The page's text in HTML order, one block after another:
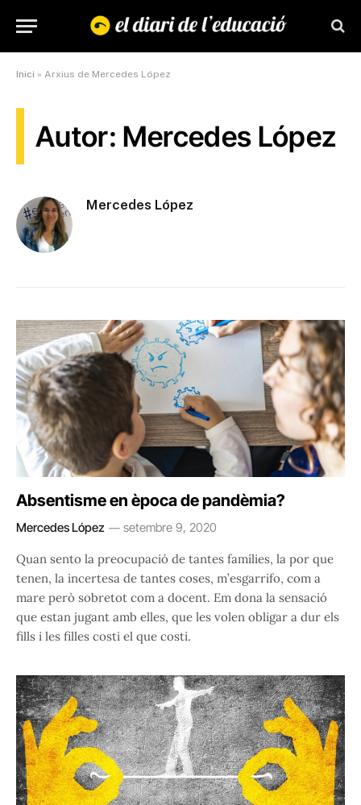
Inici » Arxius de Mercedes López
Autor: Mercedes López
Mercedes López
Absentisme en època de pandèmia?
Mercedes López setembre 9, 2020
Quan sento la preocupació de tantes famílies, la por que
tenen, la incertesa de tantes coses, m’esgarrifo, com a
mare però sobretot com a docent. Em dona la sensació
que estan jugant amb elles, que les volen obligar a dur els
fills i les filles costi el que costi.